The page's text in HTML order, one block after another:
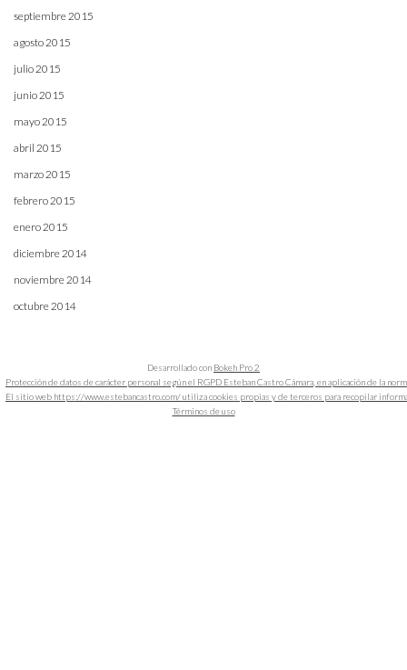
septiembre 2015
agosto 2015
julio 2015
junio 2015
mayo 2015
abril 2015
marzo 2015
febrero 2015
enero 2015
diciembre 2014
noviembre 2014
octubre 2014
Desarrollado con Bokeh Pro 2
Protección de datos de carácter personal según el RGPD Esteban Castro Cámara, en aplicación de la
El sitio web https://www.estebancastro.com/ utiliza cookies propias y de terceros para recopilar
Términos de uso